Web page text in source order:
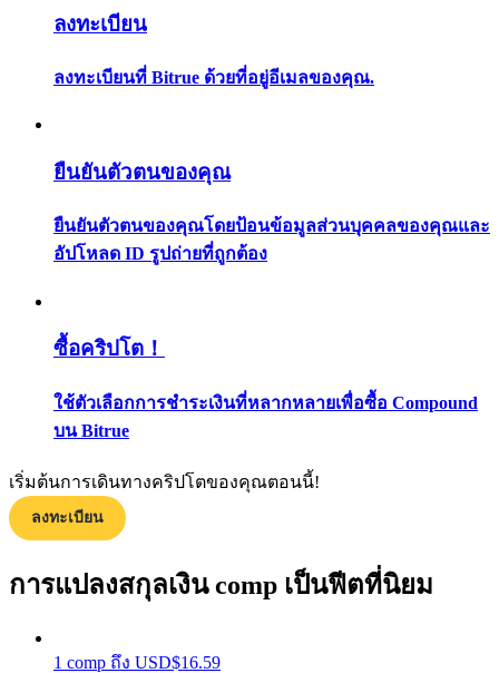
เรียนรู้วิธีการรักษาผลกำไร
ลงทะเบียน
ลงทะเบียนที่ Bitrue ด้วยที่อยู่อีเมลของคุณ.
ยืนยันตัวตนของคุณ
ยืนยันตัวตนของคุณโดยป้อนข้อมูลส่วนบุคคลของคุณและ
อัปโหลด ID รูปถ่ายที่ถูกต้อง
ซื้อคริปโต！
ใช้ตัวเลือกการชำระเงินที่หลากหลายเพื่อซื้อ Compound
บน Bitrue
เริ่มต้นการเดินทางคริปโตของคุณตอนนี้!
ลงทะเบียน
การแปลงสกุลเงิน comp เป็นฟีตที่นิยม
1 comp ถึง USD$16.59